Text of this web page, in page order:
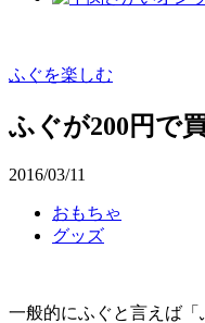
ふぐを楽しむ
ふぐが200円で
2016/03/11
おもちゃ
グッズ
一般的にふぐと言えば